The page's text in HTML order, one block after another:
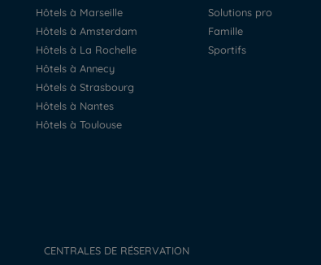
Hôtels à Marseille
Hôtels à Amsterdam
Hôtels à La Rochelle
Hôtels à Annecy
Hôtels à Strasbourg
Hôtels à Nantes
Hôtels à Toulouse
Solutions pro
Famille
Sportifs
CENTRALES DE RÉSERVATION